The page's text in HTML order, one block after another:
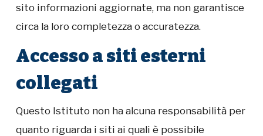
sito informazioni aggiornate, ma non garantisce
circa la loro completezza o accuratezza.
Accesso a siti esterni
collegati
Questo Istituto non ha alcuna responsabilità per
quanto riguarda i siti ai quali è possibile